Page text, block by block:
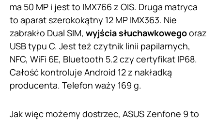
ma 50 MP i jest to IMX766 z OIS. Druga matryca
to aparat szerokokątny 12 MP IMX363. Nie
zabrakło Dual SIM, wyjścia słuchawkowegooraz
USB typu C. Jest też czytnik linii papilarnych,
NFC, WiFi 6E, Bluetooth 5.2 czy certyfikat IP68.
Całość kontroluje Android 12 z nakładką
producenta. Telefon waży 169 g.
Jak więc możemy dostrzec, ASUS Zenfone 9 to